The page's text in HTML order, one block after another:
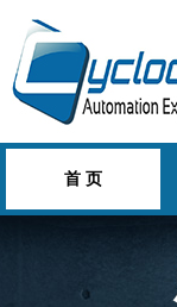
首 页